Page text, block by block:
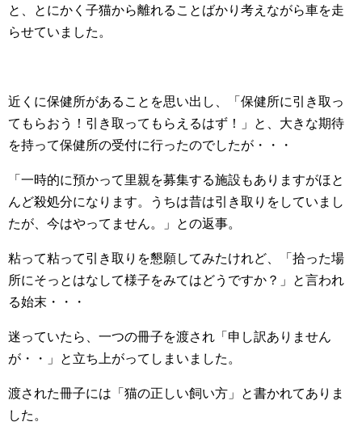
と、とにかく子猫から離れることばかり考えながら車を走
らせていました。
近くに保健所があることを思い出し、「保健所に引き取っ
てもらおう！引き取ってもらえるはず！」と、大きな期待
を持って保健所の受付に行ったのでしたが・・・
「一時的に預かって里親を募集する施設もありますがほと
んど殺処分になります。うちは昔は引き取りをしていまし
たが、今はやってません。」との返事。
粘って粘って引き取りを懇願してみたけれど、「拾った場
所にそっとはなして様子をみてはどうですか？」と言われ
る始末・・・
迷っていたら、一つの冊子を渡され「申し訳ありません
が・・」と立ち上がってしまいました。
渡された冊子には「猫の正しい飼い方」と書かれてありま
した。